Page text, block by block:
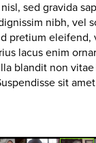
sed gravida
nibh, vel
pretium eleifend,
lacus enim
blandit non
sit